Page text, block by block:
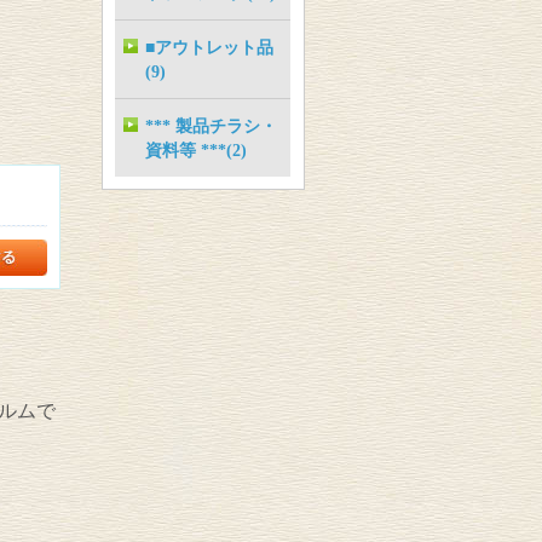
ムで
■アウトレット品
(9)
*** 製品チラシ・
資料等 ***(2)